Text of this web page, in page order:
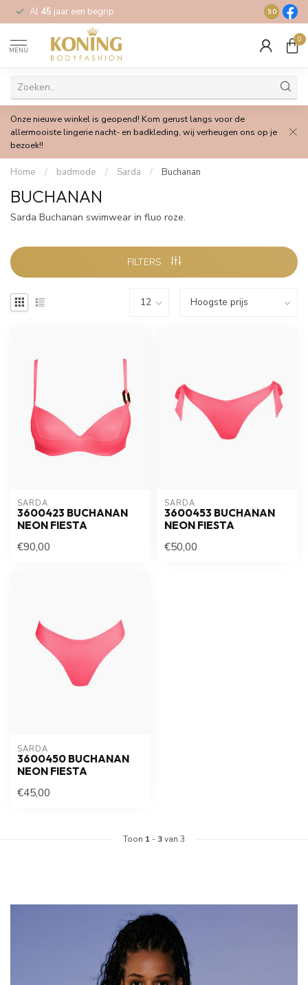
Al 45 jaar een begrip Gratis
9.0
MENU
0
Onze nieuwe winkel is geopend! Kom gerust langs voor de
allermooiste lingerie nacht- en badkleding, wij verheugen ons op je
bezoek!!
Home / badmode / Sarda / Buchanan
BUCHANAN
Sarda Buchanan swimwear in fluo roze.
FILTERS
SARDA
3600423 BUCHANAN
NEON FIESTA
€90,00
SARDA
3600453 BUCHANAN
NEON FIESTA
€50,00
SARDA
3600450 BUCHANAN
NEON FIESTA
€45,00
Toon 1 - 3van 3